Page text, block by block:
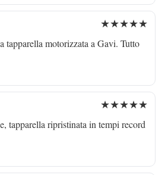
★★★★★
tapparella motorizzata a Gavi. Tutto
★★★★★
tapparella ripristinata in tempi record